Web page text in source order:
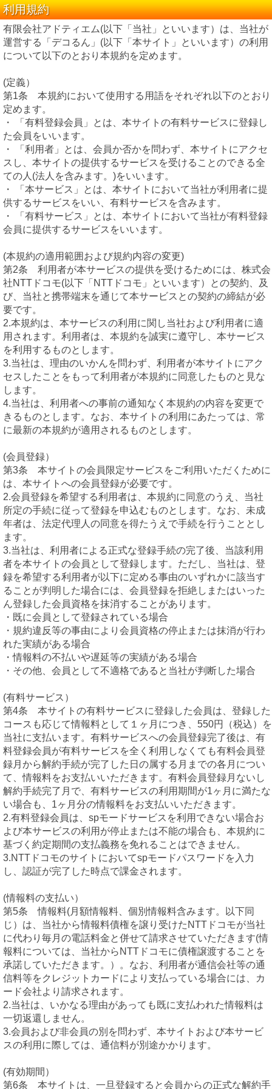
利用規約
有限会社アドティエム(以下「当社」といいます）は、当社が
運営する「デコるん」(以下「本サイト」といいます）の利用
について以下のとおり本規約を定めます。
(定義）
第1条 本規約において使用する用語をそれぞれ以下のとおり
定めます。
・ 「有料登録会員」とは、本サイトの有料サービスに登録し
た会員をいいます。
・ 「利用者」とは、会員か否かを問わず、本サイトにアクセ
スし、本サイトの提供するサービスを受けることのできる全
ての人(法人を含みます。)をいいます。
・ 「本サービス」とは、本サイトにおいて当社が利用者に提
供するサービスをいい、有料サービスを含みます。
・ 「有料サービス」とは、本サイトにおいて当社が有料登録
会員に提供するサービスをいいます。
(本規約の適用範囲および規約内容の変更)
第2条 利用者が本サービスの提供を受けるためには、株式会
社NTTドコモ(以下「NTTドコモ」といいます）との契約、及
び、当社と携帯端末を通じて本サービスとの契約の締結が必
要です。
2.本規約は、本サービスの利用に関し当社および利用者に適
用されます。利用者は、本規約を誠実に遵守し、本サービス
を利用するものとします。
3.当社は、理由のいかんを問わず、利用者が本サイトにアク
セスしたことをもって利用者が本規約に同意したものと見な
します。
4.当社は、利用者への事前の通知なく本規約の内容を変更で
きるものとします。なお、本サイトの利用にあたっては、常
に最新の本規約が適用されるものとします。
(会員登録）
第3条 本サイトの会員限定サービスをご利用いただくために
は、本サイトへの会員登録が必要です。
2.会員登録を希望する利用者は、本規約に同意のうえ、当社
所定の手続に従って登録を申込むものとします。なお、未成
年者は、法定代理人の同意を得たうえで手続を行うこととし
ます。
3.当社は、利用者による正式な登録手続の完了後、当該利用
者を本サイトの会員として登録します。ただし、当社は、登
録を希望する利用者が以下に定める事由のいずれかに該当す
ることが判明した場合には、会員登録を拒絶しまたはいった
ん登録した会員資格を抹消することがあります。
・既に会員として登録されている場合
・規約違反等の事由により会員資格の停止または抹消が行わ
れた実績がある場合
・情報料の不払いや遅延等の実績がある場合
・その他、会員として不適格であると当社が判断した場合
(有料サービス）
第4条 本サイトの有料サービスに登録した会員は、登録した
コースも応じて情報料として１ヶ月につき、550円（税込）を
当社に支払います。有料サービスへの会員登録完了後は、有
料登録会員が有料サービスを全く利用しなくても有料会員登
録月から解約手続が完了した日の属する月までの各月につい
て、情報料をお支払いいただきます。有料会員登録月ないし
解約手続完了月で、有料サービスの利用期間が1ヶ月に満たな
い場合も、1ヶ月分の情報料をお支払いいただきます。
2.有料登録会員は、spモードサービスを利用できない場合お
よび本サービスの利用が停止または不能の場合も、本規約に
基づく約定期間の支払義務を免れることはできません。
3.NTTドコモのサイトにおいてspモードパスワードを入力
し、認証が完了した時点で課金されます。
(情報料の支払い）
第5条 情報料(月額情報料、個別情報料含みます。以下同
じ）は、当社から情報料債権を譲り受けたNTTドコモが当社
に代わり毎月の電話料金と併せて請求させていただきます(情
報料については、当社からNTTドコモに債権譲渡することを
承諾していただきます。）。なお、利用者が通信会社等の通
信料等をクレジットカードにより支払っている場合には、カ
ード会社より請求されます。
2.当社は、いかなる理由があっても既に支払われた情報料は
一切返還しません。
3.会員および非会員の別を問わず、本サイトおよび本サービ
スの利用に際しては、通信料が別途かかります。
(有効期間）
第6条 本サイトは、一旦登録すると会員からの正式な解約手